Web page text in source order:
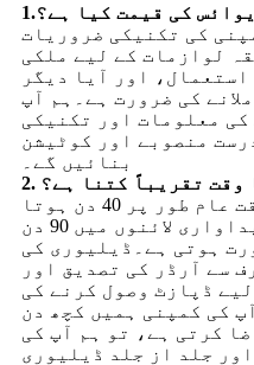
ڈیوائس کی قیمت کیا ہے؟
کی تکنیکی ضروریات
لوازمات کے لیے ملکی
اور آیا دیگر
کی ضرورت ہے۔ہم آپ
معلومات اور تکنیکی
منصوبے اور کوٹیشن
بنائیں گے۔
وقت تقریباً کتنا ہے؟
ایک آلہ کی ترسیل کا وقت عام طور پر 40 دن ہوتا
ہے، جبکہ بڑے پیمانے پر پیداواری لائنوں میں 90 دن
ہوتی ہے۔ڈیلیوری کی
سے آرڈر کی تصدیق اور
ڈپازٹ وصول کرنے کی
کی کمپنی ہمیں کچھ دن
کرتی ہے، تو ہم آپ کی
جلد از جلد ڈیلیوری